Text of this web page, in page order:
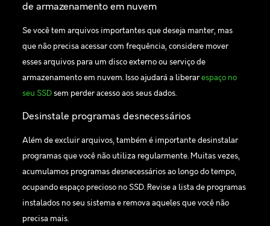
de armazenamento em nuvem
Se você tem arquivos importantes que deseja manter, mas
que não precisa acessar com frequência, considere mover
esses arquivos para um disco externo ou serviço de
armazenamento em nuvem. Isso ajudará a liberarespaço no
seu SSDsem perder acesso aos seus dados.
Desinstale programas desnecessários
Além de excluir arquivos, também é importante desinstalar
programas que você não utiliza regularmente. Muitas vezes,
acumulamos programas desnecessários ao longo do tempo,
ocupando espaço precioso no SSD. Revise a lista de programas
instalados no seu sistema e remova aqueles que você não
precisa mais.